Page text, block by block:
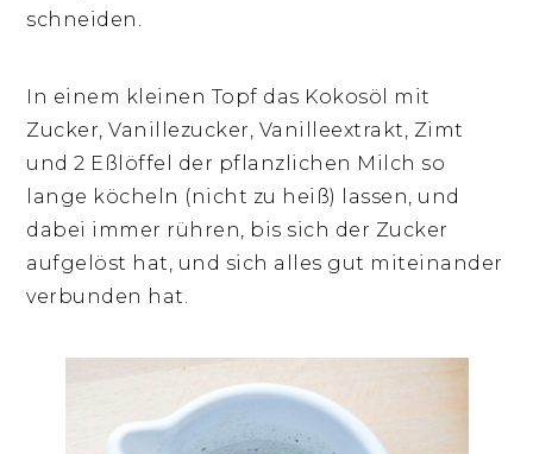
schneiden.
In einem kleinen Topf das Kokosöl mit
Zucker, Vanillezucker, Vanilleextrakt, Zimt
und 2 Eßlöffel der pflanzlichen Milch so
lange köcheln (nicht zu heiß) lassen, und
dabei immer rühren, bis sich der Zucker
aufgelöst hat, und sich alles gut miteinander
verbunden hat.